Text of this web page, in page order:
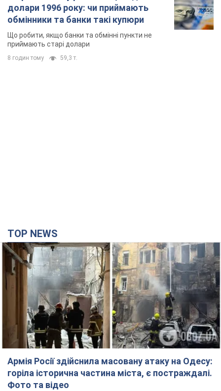
долари 1996 року: чи приймають
обмінники та банки такі купюри
Що робити, якщо банки та обмінні пункти не
приймають старі долари
8 годин тому 59,3 т.
TOP NEWS
Армія Росії здійснила масовану атаку на Одесу:
горіла історична частина міста, є постраждалі.
Фото та відео